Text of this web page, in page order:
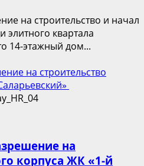
на строительство и начал
элитного квартала
14-этажный дом...
на строительство
на
корпуса ЖК «1-й